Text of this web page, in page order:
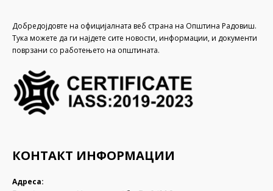
Добредојдовте на официјалната веб страна на Општина Радовиш.
Тука можете да ги најдете сите новости, информации, и документи
поврзани со работењето на општината.
КОНТАКТ ИНФОРМАЦИИ
Адреса: